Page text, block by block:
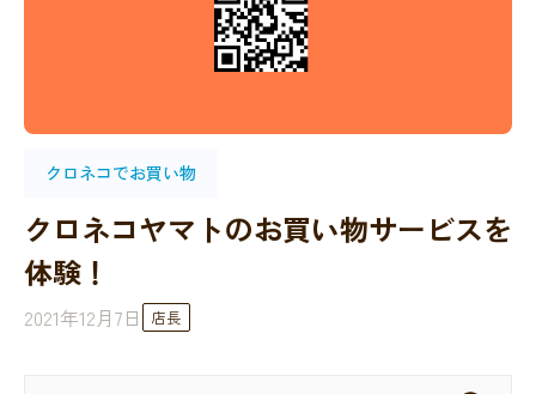
クロネコでお買い物
クロネコヤマトのお買い物サービスを
体験！
2021年12月7日 店長